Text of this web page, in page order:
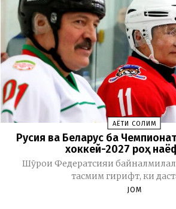
ҲАЁТИ СОЛИМ
Русия ва Беларус ба
хоккей-2027 роҳ
Шӯрои Федератсияи
тасмим гирифт, ки
JOM